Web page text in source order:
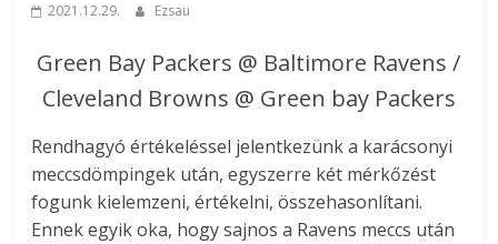
2021.12.29. Ezsau
Green Bay Packers @ Baltimore Ravens /
Cleveland Browns @ Green bay Packers
Rendhagyó értékeléssel jelentkezünk a karácsonyi
meccsdömpingek után, egyszerre két mérkőzést
fogunk kielemzeni, értékelni, összehasonlítani.
Ennek egyik oka, hogy sajnos a Ravens meccs után